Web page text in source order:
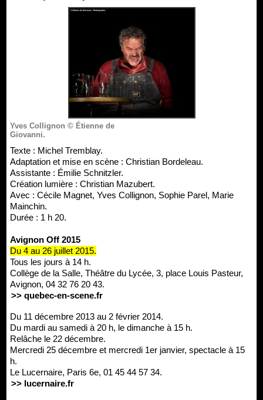
Yves Collignon © Étienne de
Giovanni.
Texte : Michel Tremblay.
Adaptation et mise en scène : Christian Bordeleau.
Assistante : Émilie Schnitzler.
Création lumière : Christian Mazubert.
Avec : Cécile Magnet, Yves Collignon, Sophie Parel, Marie
Mainchin.
Durée : 1 h 20.
Avignon Off 2015
Du 4 au 26 juillet 2015.
Tous les jours à 14 h.
Collège de la Salle, Théâtre du Lycée, 3, place Louis Pasteur,
Avignon, 04 32 76 20 43.
>> quebec-en-scene.fr
Du 11 décembre 2013 au 2 février 2014.
Du mardi au samedi à 20 h, le dimanche à 15 h.
Relâche le 22 décembre.
Mercredi 25 décembre et mercredi 1er janvier, spectacle à 15
h.
Le Lucernaire, Paris 6e, 01 45 44 57 34.
>> lucernaire.fr